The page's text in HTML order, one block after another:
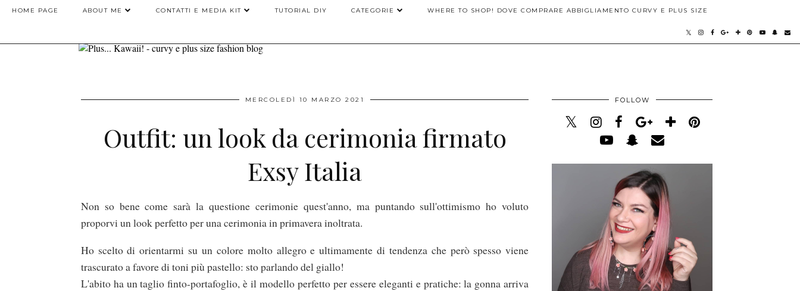
HOME PAGE ABOUT ME CONTATTI E MEDIA KIT TUTORIAL DIY CATEGORIE WHERE TO SHOP! DOVE COMPRARE ABBIGLIAMENTO CURVY E PLUS SIZE
MERCOLEDÌ 10 MARZO 2021
Outfit: un look da cerimonia firmato
Exsy Italia
Non so bene come sarà la questione cerimonie quest'anno, ma puntando sull'ottimismo ho voluto
proporvi un look perfetto per una cerimonia in primavera inoltrata.
Ho scelto di orientarmi su un colore molto allegro e ultimamente di tendenza che però spesso viene
trascurato a favore di toni più pastello: sto parlando del giallo!
L'abito ha un taglio finto-portafoglio, è il modello perfetto per essere eleganti e pratiche: la gonna arriva
FOLLOW